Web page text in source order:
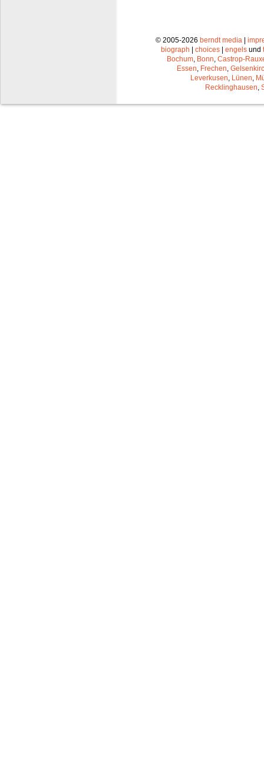
© 2005-2026 berndt media |
biograph | choices | engels und
Bochum Bonn Castrop-
Essen Frechen
Leverkusen Lünen
Recklinghausen